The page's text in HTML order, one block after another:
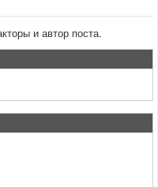
и автор поста.